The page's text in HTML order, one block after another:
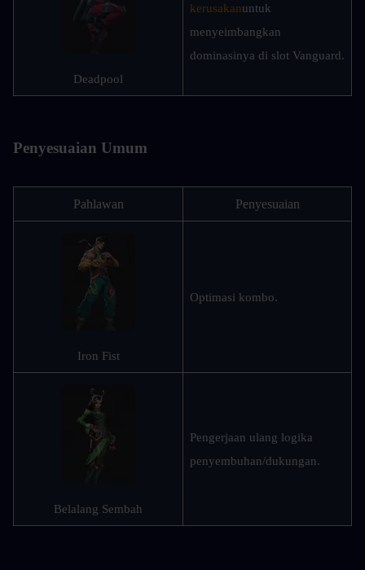
Deadpool
kerusakanuntuk
menyeimbangkan
dominasinya di slot Vanguard.
Penyesuaian Umum
Pahlawan Penyesuaian
Iron Fist
Optimasi kombo.
Belalang Sembah
Pengerjaan ulang logika
penyembuhan/dukungan.